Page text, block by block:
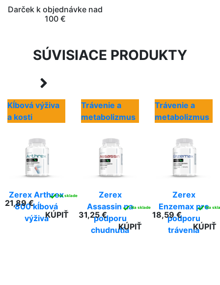
Darček k objednávke nad
100 €
SÚVISIACE PRODUKTY
Kĺbová výživa
a kosti
Zerex Arthrex
800 kĺbová
výživa
21,89 €
✓ Na sklade
KÚPIŤ
Trávenie a
metabolizmus
Zerex
Assassin na
podporu
chudnutia
31,25 €
✓ Na sklade
KÚPIŤ
Trávenie a
metabolizmus
Zerex
Enzemax pre
podporu
trávenia
18,59 €
✓ Na
KÚPIŤ